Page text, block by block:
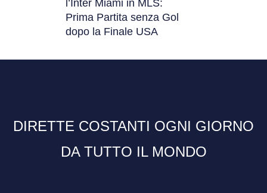
l’Inter Miami in MLS:
Prima Partita senza Gol
dopo la Finale USA
DIRETTE COSTANTI OGNI GIORNO
DA TUTTO IL MONDO